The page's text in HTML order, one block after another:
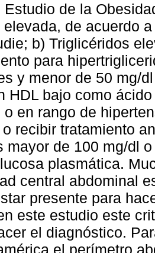
Estudio de la
elevada, de acuerdo
b) Triglicéridos
para
y menor de 50 mg/
HDL bajo como
o en rango de
recibir tratamiento
mayor de 100 mg/dl
plasmática.
central abdominal
presente para
este estudio este
el diagnóstico.
el perímetro